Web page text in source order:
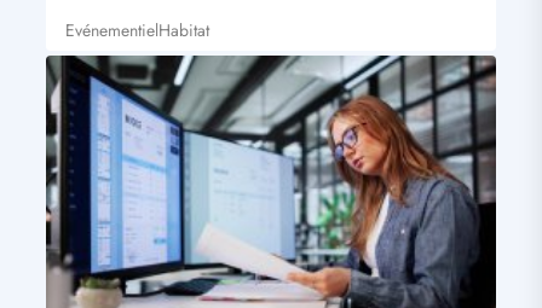
Tags
EvénementielHabitat
Visuel
principal